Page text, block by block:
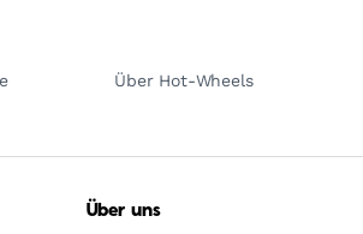
Über Hot-Wheels
Über uns